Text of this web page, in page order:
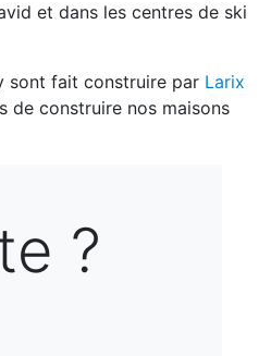
et dans les centres de ski
sont fait construire par Larix
de construire nos maisons
?